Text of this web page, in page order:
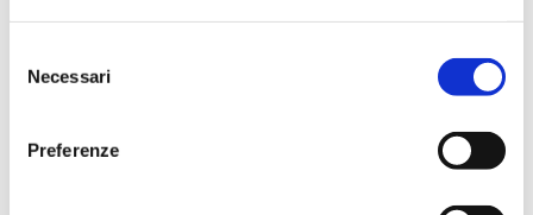
delNecessari
Preferenze
Fracassi (Multiply Group): "L’AI va